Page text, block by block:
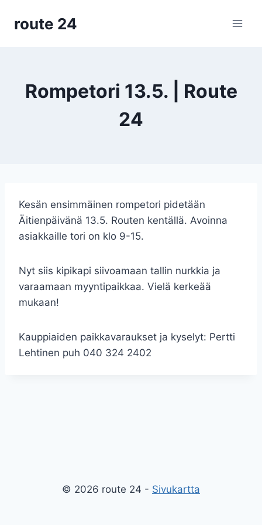
sisältöön
route 24
Rompetori 13.5. | Route
24
Kesän ensimmäinen rompetori pidetään
Äitienpäivänä 13.5. Routen kentällä. Avoinna
asiakkaille tori on klo 9-15.
Nyt siis kipikapi siivoamaan tallin nurkkia ja
varaamaan myyntipaikkaa. Vielä kerkeää
mukaan!
Kauppiaiden paikkavaraukset ja kyselyt: Pertti
Lehtinen puh 040 324 2402
© 2026 route 24 - Sivukartta